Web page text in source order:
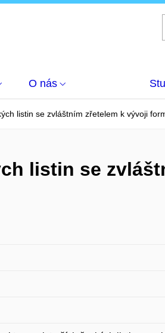
O nás
listin se zvláštním zřetelem k vývoji
listin se